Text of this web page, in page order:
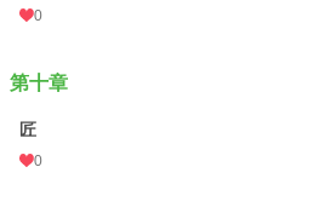
0
第十章
匠
0